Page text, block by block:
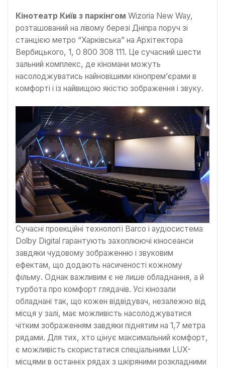
Кінотеатр Київ з паркінгом Wizoria New Way,
розташований на лівому березі Дніпра поруч зі
станцією метро “Харківська” на Архітектора
Вербицького, 1, 0 800 308 111. Це сучасний шести
зальний комплекс, де кіномани можуть
насолоджуватись найновішими кінопрем’єрами в
комфорті і із найвищою якістю зображення і звуку.
Сучасні проекційні технології Barco і аудіосистема
Dolby Digital гарантують захоплюючі кіносеанси
завдяки чудовому зображенню і звуковим
ефектам, що додають насиченості кожному
фільму. Однак важливим є не лише обладнання, а й
турбота про комфорт глядачів. Усі кінозали
обладнані так, що кожен відвідувач, незалежно від
місця у залі, має можливість насолоджуватися
чітким зображенням завдяки піднятим на 1,7 метра
рядами. Для тих, хто цінує максимальний комфорт,
є можливість скористатися спеціальними LUX-
місцями в останніх рядах з шкіряними розкладними